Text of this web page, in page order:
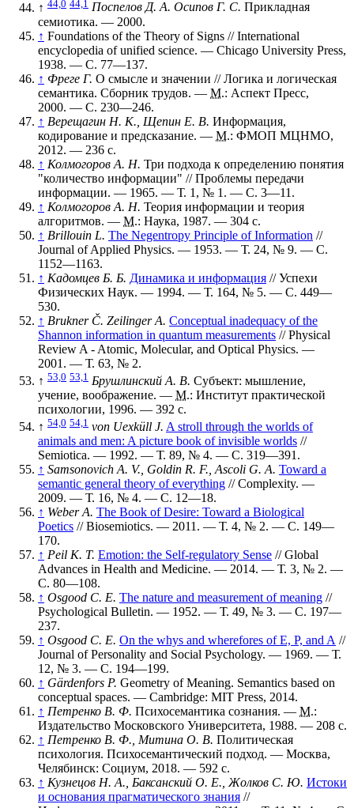
↑ 44,0 44,1 Поспелов Д. А. Осипов Г. С. Прикладная
семиотика. — 2000.
↑ Foundations of the Theory of Signs // International
encyclopedia of unified science. — Chicago University Press,
1938. — С. 77—137.
↑ Фреге Г. О смысле и значении // Логика и логическая
семантика. Сборник трудов. — М.: Аспект Пресс,
2000. — С. 230—246.
↑ Верещагин Н. К., Щепин Е. В. Информация,
кодирование и предсказание. — М.: ФМОП МЦНМО,
2012. — 236 с.
↑ Колмогоров А. Н. Три подхода к определению понятия
"количество информации" // Проблемы передачи
информации. — 1965. — Т. 1 , № 1 . — С. 3—11 .
↑ Колмогоров А. Н. Теория информации и теория
алгоритмов. — М.: Наука, 1987. — 304 с.
↑ Brillouin L. The Negentropy Principle of Information //
Journal of Applied Physics. — 1953. — Т. 24, № 9. — С.
1152—1163.
↑ Кадомцев Б. Б. Динамика и информация // Успехи
Физических Наук. — 1994. — Т. 164, № 5. — С. 449—
530.
↑ Brukner Č. Zeilinger A. Conceptual inadequacy of the
Shannon information in quantum measurements // Physical
Review A - Atomic, Molecular, and Optical Physics. —
2001. — Т. 63, № 2.
↑ 53,0 53,1 Брушлинский А. В. Субъект: мышление,
учение, воображение. — М.: Институт практической
психологии, 1996. — 392 с.
↑ 54,0 54,1 von Uexküll J. A stroll through the worlds of
animals and men: A picture book of invisible worlds //
Semiotica. — 1992. — Т. 89, № 4. — С. 319—391 .
↑ Samsonovich A. V., Goldin R. F., Ascoli G. A. Toward a
semantic general theory of everything // Complexity. —
2009. — Т. 16, № 4. — С. 12—18.
↑ Weber A. The Book of Desire: Toward a Biological
Poetics // Biosemiotics. — 2011. — Т. 4, № 2. — С. 149—
170.
↑ Peil K. T. Emotion: the Self-regulatory Sense // Global
Advances in Health and Medicine. — 2014. — Т. 3, № 2. —
С. 80—108.
↑ Osgood C. E. The nature and measurement of meaning //
Psychological Bulletin. — 1952. — Т. 49, № 3. — С. 197—
237.
↑ Osgood C. E. On the whys and wherefores of E, P, and A //
Journal of Personality and Social Psychology. — 1969. — Т.
12, № 3. — С. 194—199.
↑ Gärdenfors P. Geometry of Meaning. Semantics based on
conceptual spaces. — Cambridge: MIT Press, 2014.
↑ Петренко В. Ф. Психосемантика сознания. — М.:
Издательство Московского Университета, 1988. — 208 с.
↑ Петренко В. Ф., Митина О. В. Политическая
психология. Психосемантический подход. — Москва,
Челябинск: Социум, 2018. — 592 с.
↑ Кузнецов Н. А., Баксанский О. Е., Жолков С. Ю. Истоки
и основания прагматического знания //